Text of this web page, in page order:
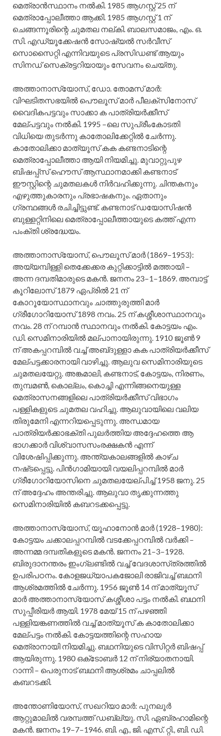
മെത്രാന്‍സ്ഥാനം നല്‍കി. 1985 ആഗസ്റ്റ്‌ 25 ന്‌
മെത്രാപ്പോലീത്താ ആക്കി. 1985 ആഗസ്റ്റ്‌ 1 ന്‌
ചെങ്ങന്നൂരിന്റെ ചുമതല നല്‌കി. ബാലസമാജം, എം. ഒ.
സി. എഡ്യൂക്കേഷന്‍ സോഷ്യല്‍ സര്‍വീസ്‌
സൊസൈറ്റി എന്നിവയുടെ പ്രസിഡണ്ട്‌ ആയും
സിനഡ്‌ സെക്രട്ടറിയായും സേവനം ചെയ്‌തു.
അത്താനാസ്യോസ്‌, ഡോ. തോമസ്‌ മാര്‍:
വിഘടിതസഭയില്‍ പൌലൂസ്‌ മാര്‍ പീലക്‌സിനോസ്‌
വൈദികപട്ടവും സാക്കാ ക പാത്രിയര്‍ക്കീസ്‌
മേല്‌പട്ടവും നല്‍കി. 1995 –ലെ സുപ്രീംകോടതി
വിധിയെ തുടര്‍ന്നു കാതോലിക്കേറ്റില്‍ ചേര്‍ന്നു.
കാതോലിക്കാ മാത്യൂസ്‌ കക കണ്ടനാടിന്റെ
മെത്രാപ്പോലീത്താ ആയി നിയമിച്ചു. മുവാറ്റുപുഴ
ബിഷപ്പ്‌സ്‌ ഹൌസ്‌ ആസ്ഥാനമാക്കി കണ്ടനാട്‌
ഈസ്റ്റിന്റെ ചുമതലകള്‍ നിര്‍വഹിക്കുന്നു. ചിന്തകനും
എഴുത്തുകാരനും പ്രഭാഷകനും. ഏതാനും
ഗ്രന്ഥങ്ങള്‍ രചിച്ചിട്ടുണ്ട്‌. കണ്ടനാട്‌ ഡയോസിഷന്‍
ബുള്ളറ്റിനിലെ മെത്രാപ്പോലീത്തായുടെ കത്ത്‌ എന്ന
പംക്തി ശ്രദ്ധേയം.
അത്താനാസ്യോസ്‌, പൌലൂസ്‌ മാര്‍ (1869–1953):
അയ്യമ്പിള്ളി തെക്കേക്കര കുറ്റിക്കാട്ടില്‍ മത്തായി –
അന്ന ദമ്പതിമാരുടെ മകന്‍. ജനനം 23–1–1869. അമ്പാട്ട്‌
കൂറിലോസ്‌ 1879 ഏപ്രില്‍ 21 ന്‌
കോറൂയോസ്ഥാനവും ചാത്തുരുത്തി മാര്‍
ഗ്രീഗോറിയോസ്‌ 1898 നവം. 25 ന്‌ കശ്ശീശാസ്ഥാനവും
നവം. 28 ന്‌ റമ്പാന്‍ സ്ഥാനവും നല്‍കി. കോട്ടയം എം.
ഡി. സെമിനാരിയില്‍ മല്‌പാനായിരുന്നു. 1910 ജൂണ്‍ 9
ന്‌ അകപ്പറമ്പില്‍ വച്ച്‌ അബ്‌ദുള്ളാ കക പാത്രിയര്‍ക്കീസ്‌
മേല്‌പട്ടക്കാരനായി വാഴിച്ചു. ആലുവ സെമിനാരിയുടെ
ചുമതലയേറ്റു. അങ്കമാലി, കണ്ടനാട്‌, കോട്ടയം, നിരണം,
തുമ്പമണ്‍, കൊല്ലം, കൊച്ചി എന്നിങ്ങനെയുള്ള
മെത്രാസനങ്ങളിലെ പാത്രിയര്‍ക്കീസ്‌ വിഭാഗം
പള്ളികളുടെ ചുമതല വഹിച്ചു. ആലുവായിലെ വലിയ
തിരുമേനി എന്നറിയപ്പെടുന്നു. അന്ധമായ
പാത്രിയര്‍ക്കാഭക്തി പുലര്‍ത്തിയ അദ്ദേഹത്തെ ആ
ഭാഗക്കാര്‍ വിശ്വാസസംരക്ഷകന്‍ എന്ന്‌
വിശേഷിപ്പിക്കുന്നു. അന്ത്യകാലങ്ങളില്‍ കാഴ്‌ച
നഷ്‌ടപ്പെട്ടു. പിന്‍ഗാമിയായി വയലിപ്പറമ്പില്‍ മാര്‍
ഗ്രീഗോറിയോസിനെ ചുമതലയേല്‌പിച്ച്‌ 1958 ജനു. 25
ന്‌ അദ്ദേഹം അന്തരിച്ചു. ആലുവാ തൃക്കുന്നത്തു
സെമിനാരിയില്‍ കബറടക്കപ്പെട്ടു.
അത്താനാസ്യോസ്‌, യൂഹാനോന്‍ മാര്‍ (1928–1980):
കോട്ടയം ചക്കാലപ്പറമ്പില്‍ വടക്കേപ്പറമ്പില്‍ വര്‍ക്കി –
അന്നമ്മ ദമ്പതികളുടെ മകന്‍. ജനനം 21–3–1928.
ബിരുദാനന്തരം ഇംഗ്ലണ്ടില്‍ വച്ച്‌ വേദശാസ്‌ത്രത്തില്‍
ഉപരിപഠനം. കോളജധ്യാപകജോലി രാജിവച്ച്‌ ബഥനി
ആശ്രമത്തില്‍ ചേര്‍ന്നു. 1956 ജൂണ്‍ 14 ന്‌ മാത്യൂസ്‌
മാര്‍ അത്താനാസ്യോസ്‌ കശ്ശീശാ പട്ടം നല്‍കി. ബഥനി
സുപ്പീരിയര്‍ ആയി. 1978 മേയ്‌ 15 ന്‌ പഴഞ്ഞി
പള്ളിയങ്കണത്തില്‍ വച്ച്‌ മാത്യൂസ്‌ ക കാതോലിക്കാ
മേല്‌പട്ടം നല്‍കി. കോട്ടയത്തിന്റെ സഹായ
മെത്രാനായി നിയമിച്ചു. ബഥനിയുടെ വിസിറ്റര്‍ ബിഷപ്പ്‌
ആയിരുന്നു. 1980 ഒക്‌ടോബര്‍ 12 ന്‌ നിര്യാതനായി.
റാന്നി – പെരുനാട്‌ ബഥനി ആശ്രമം ചാപ്പലില്‍
കബറടക്കി.
അന്തോണിയോസ്‌, സഖറിയാ മാര്‍: പുനലൂര്‍
ആറ്റുമാലില്‍ വരമ്പത്ത്‌ ഡബ്ല്യു. സി. ഏബ്രഹാമിന്റെ
മകന്‍. ജനനം 19–7–1946. ബി. എ., ജി. എസ്‌. റ്റി., ബി. ഡി.